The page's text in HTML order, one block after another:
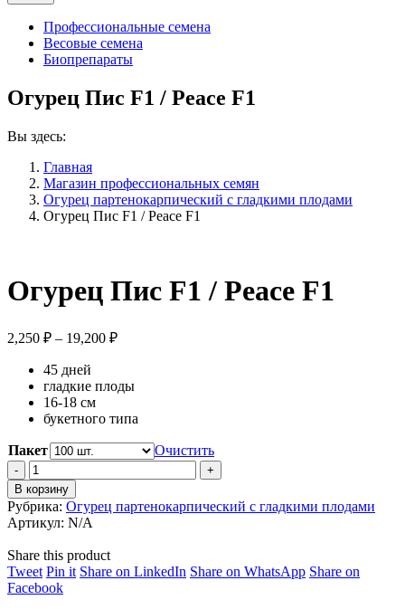
Профессиональные семена
Весовые семена
Биопрепараты
Огурец Пис F1 / Peace F1
Вы здесь:
Главная
Магазин профессиональных семян
Огурец партенокарпический с гладкими плодами
Огурец Пис F1 / Peace F1
Огурец Пис F1 / Peace F1
2,250 ₽ – 19,200 ₽Диапазон
–
45 дней
гладкие плоды
16-18 см
букетного типа
Пакет
Очистить
Огурец
Пис
F1
/
Peace
F1
quantity
В корзину
Рубрика: Огурец партенокарпический с гладкими плодами
Артикул: N/A
Share this product
TweetShare
on
Pin itShare
Share on LinkedIn Share
Share on WhatsAppShare
Share on
FacebookShare